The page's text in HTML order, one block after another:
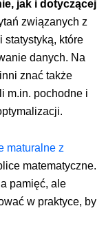
jak i dotyczącej
związanych z
statystyką, które
danych. Na
znać także
m.in. pochodne i
maturalne z
matematyczne.
pamięć, ale
w praktyce, by